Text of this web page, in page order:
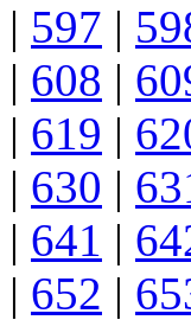
| 597 |
| 608 |
| 619 |
| 630 |
| 641 |
| 652 |